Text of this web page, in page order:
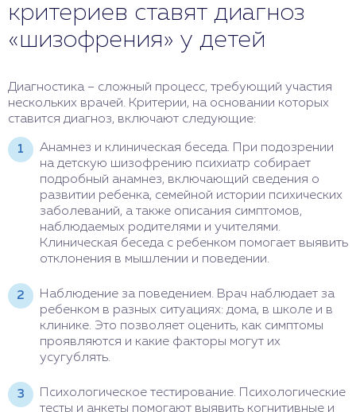
критериев ставят диагноз
«шизофрения» у детей
Диагностика – сложный процесс, требующий участия
нескольких врачей. Критерии, на основании которых
ставится диагноз, включают следующие:
Анамнез и клиническая беседа. При подозрении
на детскую шизофрению психиатр собирает
подробный анамнез, включающий сведения о
развитии ребенка, семейной истории психических
заболеваний, а также описания симптомов,
наблюдаемых родителями и учителями.
Клиническая беседа с ребенком помогает выявить
отклонения в мышлении и поведении.
Наблюдение за поведением. Врач наблюдает за
ребенком в разных ситуациях: дома, в школе и в
клинике. Это позволяет оценить, как симптомы
проявляются и какие факторы могут их
усугублять.
Психологическое тестирование. Психологические
тесты и анкеты помогают выявить когнитивные и